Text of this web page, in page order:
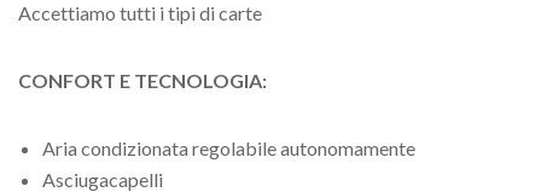
Accettiamo tutti i tipi di carte
CONFORT E TECNOLOGIA:
Aria condizionata regolabile autonomamente
Asciugacapelli